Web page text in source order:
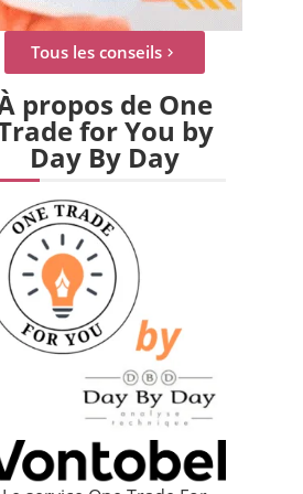
Tous les conseils
propos de One
for You by
Day By Day